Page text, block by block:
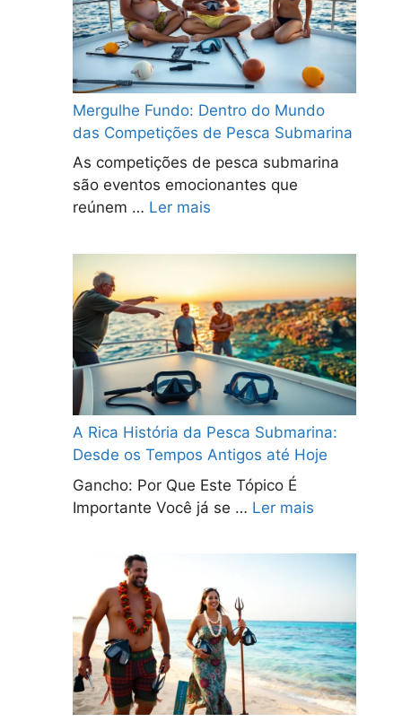
Mergulhe Fundo: Dentro do Mundo
das Competições de Pesca Submarina
As competições de pesca submarina
são eventos emocionantes que
reúnem … Ler mais
A Rica História da Pesca Submarina:
Desde os Tempos Antigos até Hoje
Gancho: Por Que Este Tópico É
Importante Você já se … Ler mais